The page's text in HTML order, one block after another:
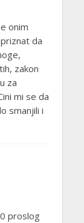
onim
da
zakon
za
mi se da
smanjili i
proslog